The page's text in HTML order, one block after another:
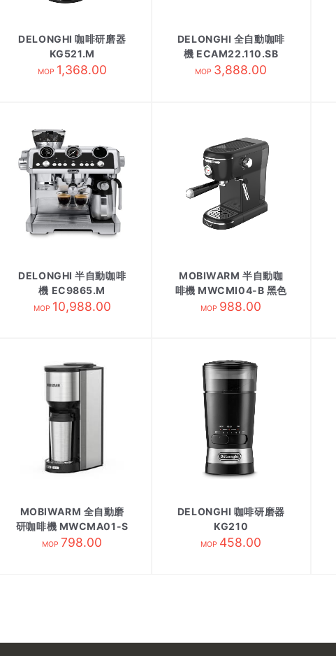
DELONGHI 咖啡研磨器
KG521.M
MOP 1,368.00
DELONGHI 全自動咖啡
機 ECAM22.110.SB
MOP 3,888.00
DELONGHI 半自動咖啡
機 EC9865.M
MOP 10,988.00
MOBIWARM 半自動咖
啡機 MWCMI04-B 黑色
MOP 988.00
MOBIWARM 全自動磨
研咖啡機 MWCMA01-S
銀色
MOP 798.00
DELONGHI 咖啡研磨器
KG210
MOP 458.00